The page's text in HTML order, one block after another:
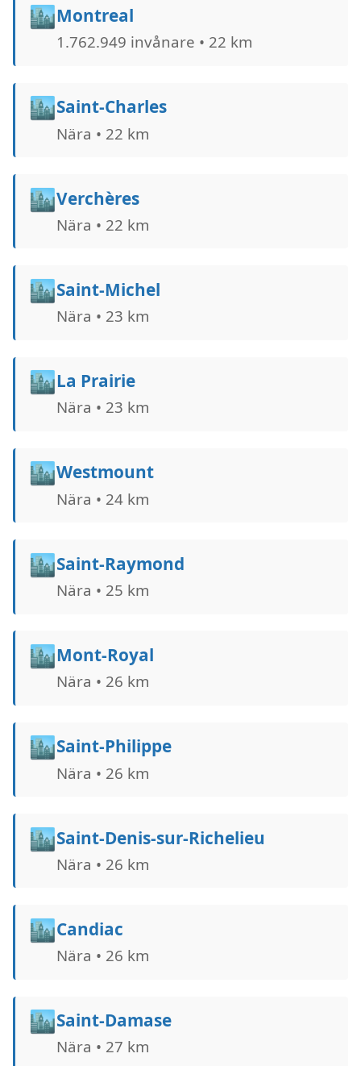
🏙️Montreal
1.762.949 invånare • 22 km
🏙️Saint-Charles
Nära • 22 km
🏙️Verchères
Nära • 22 km
🏙️Saint-Michel
Nära • 23 km
🏙️La Prairie
Nära • 23 km
🏙️Westmount
Nära • 24 km
🏙️Saint-Raymond
Nära • 25 km
🏙️Mont-Royal
Nära • 26 km
🏙️Saint-Philippe
Nära • 26 km
🏙️Saint-Denis-sur-Richelieu
Nära • 26 km
🏙️Candiac
Nära • 26 km
🏙️Saint-Damase
Nära • 27 km